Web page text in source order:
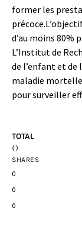
former les
d’au moins 80%
L’Institut de
de l’enfant et de
maladie
pour surveiller
TOTAL
0
SHARES
0
0
0